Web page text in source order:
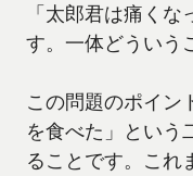
「太郎君は痛く
す。一体どういう
この問題のポイン
を食べた」という
ることです。これ